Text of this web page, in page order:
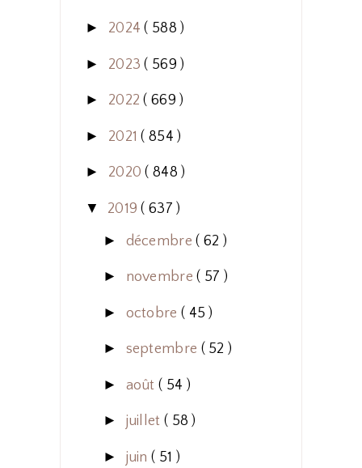
► 2024( 588 )
► 2023( 569 )
► 2022( 669 )
► 2021( 854 )
► 2020( 848 )
▼ 2019( 637 )
► décembre( 62 )
► novembre( 57 )
► octobre ( 45 )
► septembre ( 52 )
► août ( 54 )
► juillet ( 58 )
► juin ( 51 )